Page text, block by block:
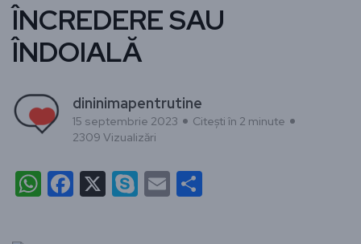
ÎNCREDERE SAU
ÎNDOIALĂ
dininimapentrutine
15 septembrie 2023
Citești în 2 minute
2309 Vizualizări
WhatsApp
Facebook
X Skype
Email